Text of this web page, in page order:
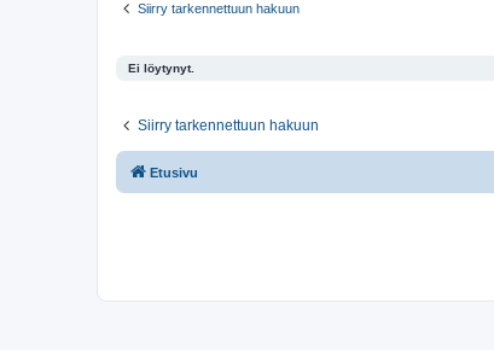
Siirry tarkennettuun hakuun
Ei löytynyt.
Siirry tarkennettuun hakuun
Etusivu